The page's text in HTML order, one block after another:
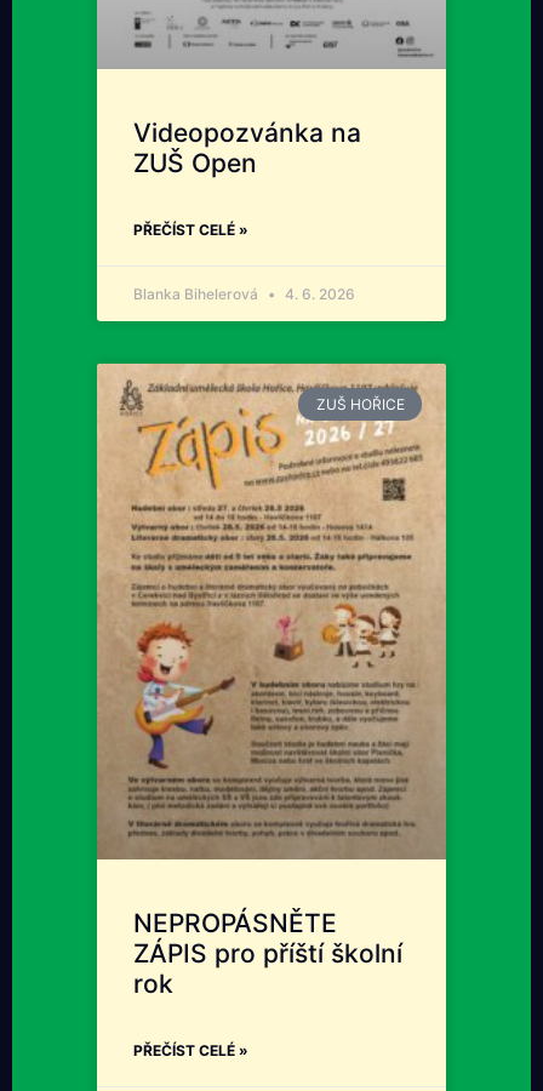
Videopozvánka na
ZUŠ Open
PŘEČÍST CELÉ »
Blanka Bihelerová 4. 6. 2026
ZUŠ HOŘICE
NEPROPÁSNĚTE
ZÁPIS pro příští školní
rok
PŘEČÍST CELÉ »